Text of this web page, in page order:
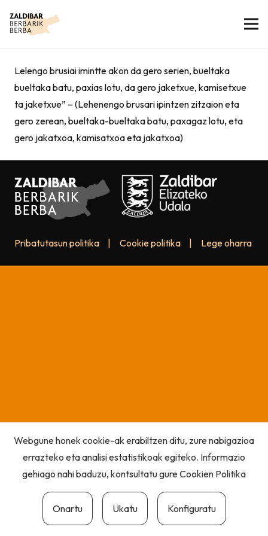
Lelengo brusiai imintte akon da gero serien, bueltaka
bueltaka batu, paxias lotu, da gero jaketxue, kamisetxue
ta jaketxue” – (Lehenengo brusari ipintzen zitzaion eta
gero zerean, bueltaka-bueltaka batu, paxagaz lotu, eta
gero jakatxoa, kamisatxoa eta jakatxoa)
Pribatutasun politika Cookie politika Lege oharra
Webgune honek cookie-ak erabiltzen ditu, zure nabigazioa
errazteko eta analisi estatistikoak egiteko. Informazio
gehiago nahi baduzu, kontsultatu gureCookien Politika
Onartu Ukatu Konfiguratu